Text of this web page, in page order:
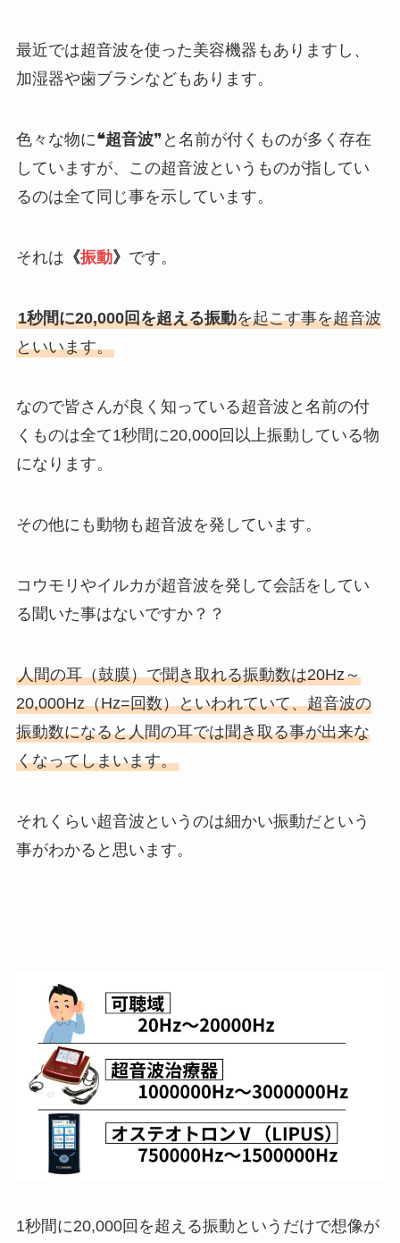
最近では超音波を使った美容機器もありますし、
加湿器や歯ブラシなどもあります。
色々な物に❝超音波❞と名前が付くものが多く存在
していますが、この超音波というものが指してい
るのは全て同じ事を示しています。
それは 《振動》 です。
1秒間に20,000回を超える振動を起こす事を超音波
といいます。
なので皆さんが良く知っている超音波と名前の付
くものは全て1秒間に20,000回以上振動している物
になります。
その他にも動物も超音波を発しています。
コウモリやイルカが超音波を発して会話をしてい
る聞いた事はないですか？？
人間の耳（鼓膜）で聞き取れる振動数は20Hz～
20,000Hz（Hz=回数）といわれていて、超音波の
振動数になると人間の耳では聞き取る事が出来な
くなってしまいます。
それくらい超音波というのは細かい振動だという
事がわかると思います。
1秒間に20,000回を超える振動というだけで想像が